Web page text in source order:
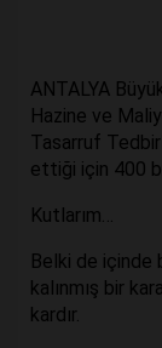
ANTALYA
Hazine ve
Tasarruf
ettiği için 400
Kutlarım…
Belki de içinde
kalınmış bir
kardır.